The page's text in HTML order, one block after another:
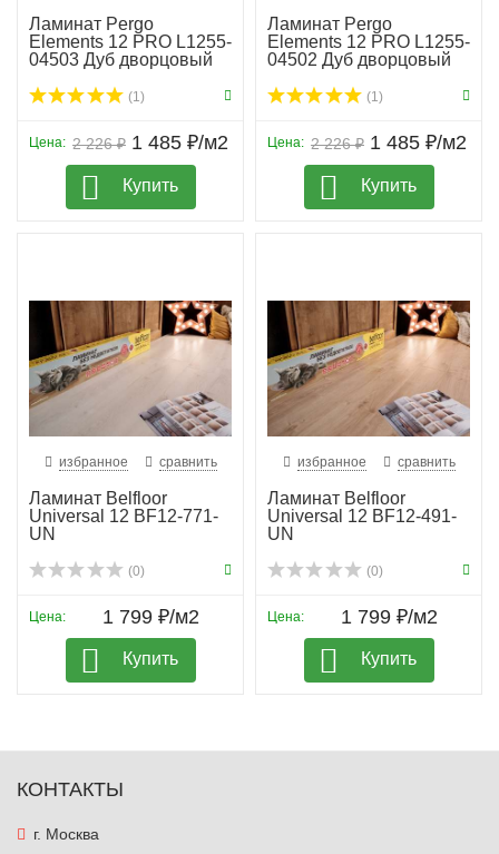
Ламинат Pergo
Elements 12 PRO L1255-
04503 Дуб дворцовый
(1)
2 226 ₽
Цена: 1 485 ₽/м2
Купить
Ламинат Pergo
Elements 12 PRO L1255-
04502 Дуб дворцовый
(1)
2 226 ₽
Цена: 1 485 ₽/м2
Купить
избранное сравнить
Ламинат Belfloor
Universal 12 BF12-771-
UN
(0)
Цена: 1 799 ₽/м2
Купить
избранное сравнить
Ламинат Belfloor
Universal 12 BF12-491-
UN
(0)
Цена: 1 799 ₽/м2
Купить
КОНТАКТЫ
г. Москва